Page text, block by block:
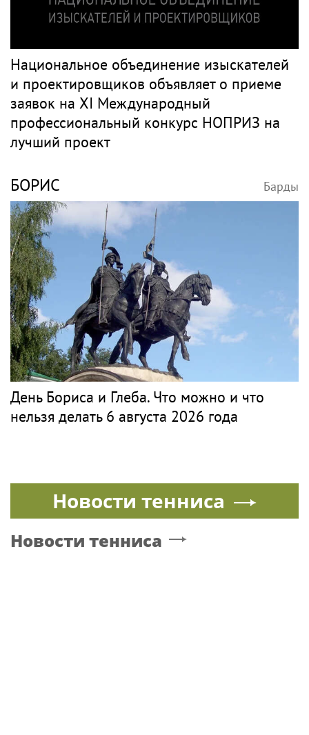
Национальное объединение изыскателей
и проектировщиков объявляет о приеме
заявок на XI Международный
профессиональный конкурс НОПРИЗ на
лучший проект
БОРИС Барды
День Бориса и Глеба. Что можно и что
нельзя делать 6 августа 2026 года
Новости тенниса
Новости тенниса